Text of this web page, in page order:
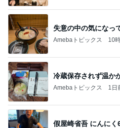
失意の中の気になっ
Amebaトピックス 10
冷蔵保存されず温か
Amebaトピックス 1日
假屋崎省吾 にんにく